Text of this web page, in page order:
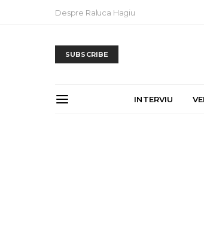
Despre Raluca Hagiu
SUBSCRIBE
INTERVIU